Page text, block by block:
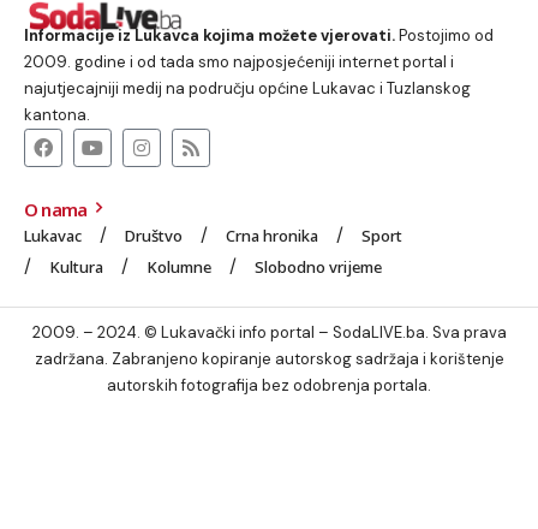
Informacije iz Lukavca kojima možete vjerovati.Postojimo od
2009. godine i od tada smo najposjećeniji internet portal i
najutjecajniji medij na području općine Lukavac i Tuzlanskog
kantona.
O nama
Lukavac Društvo Crna hronika
Sport
Kultura
Kolumne Slobodno vrijeme
2009. – 2024. © Lukavački info portal – SodaLIVE.ba. Sva prava
zadržana. Zabranjeno kopiranje autorskog sadržaja i korištenje
autorskih fotografija bez odobrenja portala.